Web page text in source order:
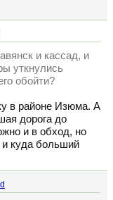
и кассад, и
уткнулись
обойти?
в районе Изюма. А
дорога до
и в обход, но
и куда больший